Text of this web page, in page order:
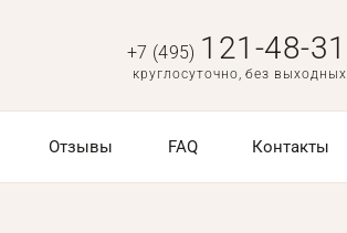
+7 (495) 121-48-31
круглосуточно, без выходных
Отзывы FAQ Контакты